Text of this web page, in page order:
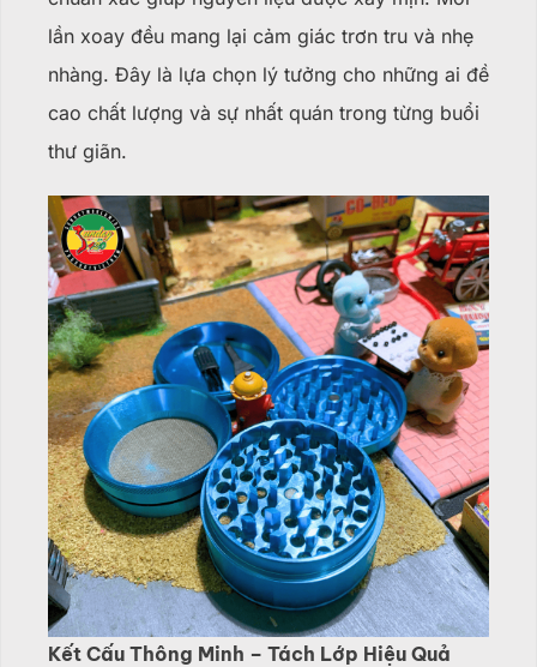
lần xoay đều mang lại cảm giác trơn tru và nhẹ
nhàng. Đây là lựa chọn lý tưởng cho những ai đề
cao chất lượng và sự nhất quán trong từng buổi
thư giãn.
Kết Cấu Thông Minh – Tách Lớp Hiệu Quả